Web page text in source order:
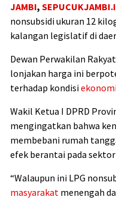
JAMBI,
nonsubsidi ukuran 12
kalangan legislatif di
Dewan Perwakilan
lonjakan harga ini
terhadap kondisi
Wakil Ketua I DPRD
mengingatkan bahwa
membebani rumah
efek berantai pada sektor
“Walaupun ini LPG
masyarakat menengah